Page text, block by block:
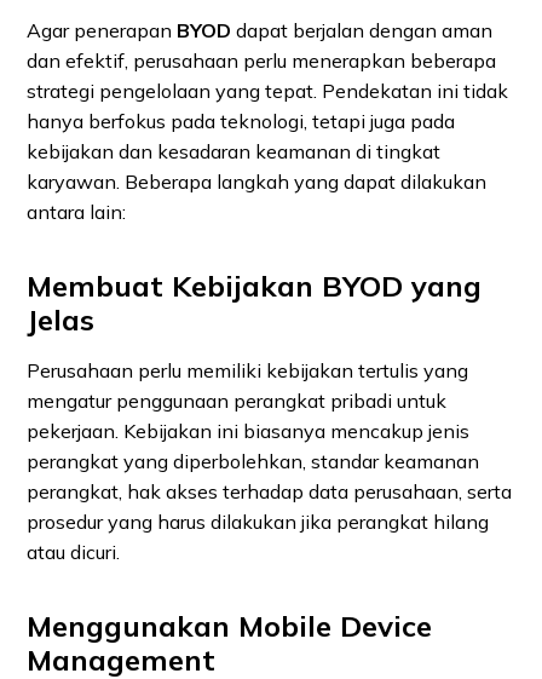
Agar penerapan BYOD dapat berjalan dengan aman
dan efektif, perusahaan perlu menerapkan beberapa
strategi pengelolaan yang tepat. Pendekatan ini tidak
hanya berfokus pada teknologi, tetapi juga pada
kebijakan dan kesadaran keamanan di tingkat
karyawan. Beberapa langkah yang dapat dilakukan
antara lain:
Membuat Kebijakan BYOD yang
Jelas
Perusahaan perlu memiliki kebijakan tertulis yang
mengatur penggunaan perangkat pribadi untuk
pekerjaan. Kebijakan ini biasanya mencakup jenis
perangkat yang diperbolehkan, standar keamanan
perangkat, hak akses terhadap data perusahaan, serta
prosedur yang harus dilakukan jika perangkat hilang
atau dicuri.
Menggunakan Mobile Device
Management